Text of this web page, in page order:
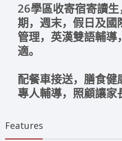
26學區收寄宿寄讀
期，週末，假日及國
管理，英漢雙語輔導
適。
配餐車接送，膳食健
專人輔導，照顧讓家
Features